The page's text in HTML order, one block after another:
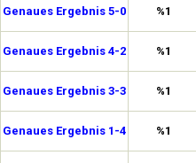
Genaues Ergebnis 5-0 %1
Genaues Ergebnis 4-2 %1
Genaues Ergebnis 3-3 %1
Genaues Ergebnis 1-4 %1